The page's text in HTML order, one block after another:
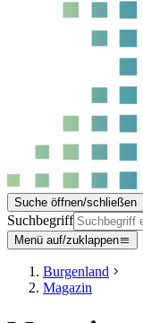
Suche öffnen/schließen
Suchbegriff
Menü auf/zuklappen
Burgenland
Magazin